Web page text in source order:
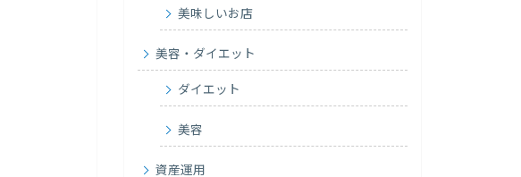
美味しいお店
美容・ダイエット
ダイエット
美容
資産運用